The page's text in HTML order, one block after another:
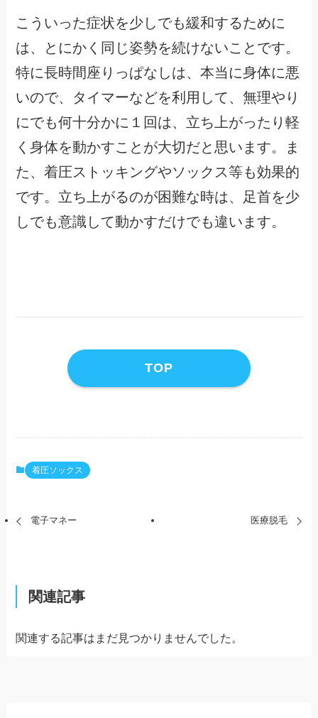
こういった症状を少しでも緩和するために
は、とにかく同じ姿勢を続けないことです。
特に長時間座りっぱなしは、本当に身体に悪
いので、タイマーなどを利用して、無理やり
にでも何十分かに１回は、立ち上がったり軽
く身体を動かすことが大切だと思います。ま
た、着圧ストッキングやソックス等も効果的
です。立ち上がるのが困難な時は、足首を少
しでも意識して動かすだけでも違います。
TOP
着圧ソックス
電子マネー 医療脱毛
関連記事
関連する記事はまだ見つかりませんでした。